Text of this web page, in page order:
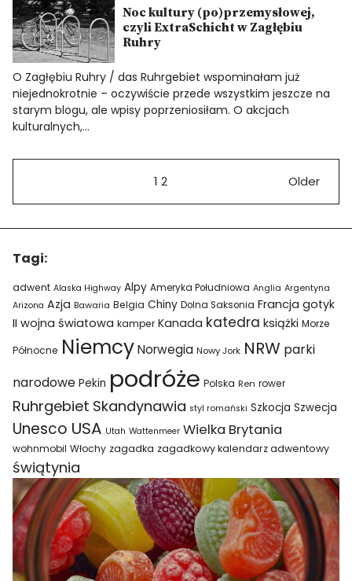
Noc kultury (po)przemysłowej,
czyli ExtraSchicht w Zagłębiu
Ruhry
O Zagłębiu Ruhry / das Ruhrgebiet wspominałam już
niejednokrotnie – oczywiście przede wszystkim jeszcze na
starym blogu, ale wpisy poprzeniosiłam. O akcjach
kulturalnych,…
1 2 Older
Tagi:
adwent Alaska Highway Alpy Ameryka Południowa Anglia Argentyna
Arizona Azja Bawaria Belgia Chiny Dolna Saksonia Francja gotyk
II wojna światowa kamper Kanada katedra książki Morze
Północne Niemcy Norwegia Nowy Jork NRW parki
narodowe Pekin podróże Polska Ren rower
Ruhrgebiet Skandynawia styl romański Szkocja Szwecja
Unesco USA Utah Wattenmeer Wielka Brytania
wohnmobil Włochy zagadka zagadkowy kalendarz adwentowy
świątynia